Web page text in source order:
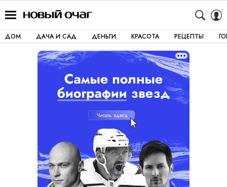
ДОМ ДАЧА И САД ДЕНЬГИ КРАСОТА РЕЦЕПТЫ